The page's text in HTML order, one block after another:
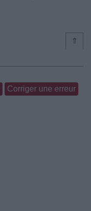
⇑
Corriger une erreur